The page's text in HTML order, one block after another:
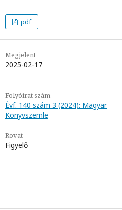
pdf
Megjelent
2025-02-17
Folyóirat szám
Évf. 140 szám 3 (2024): Magyar
Könyvszemle
Rovat
Figyelő